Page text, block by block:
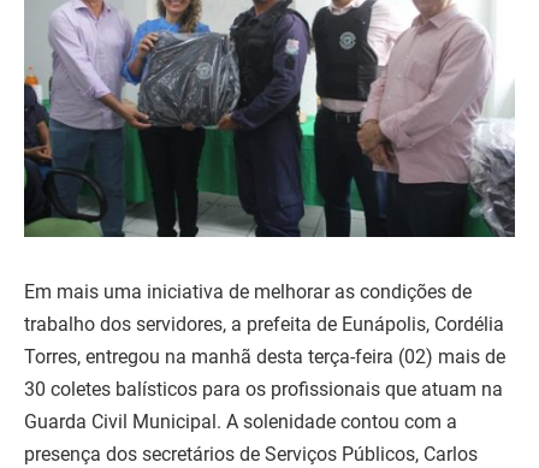
Em mais uma iniciativa de melhorar as condições de
trabalho dos servidores, a prefeita de Eunápolis, Cordélia
Torres, entregou na manhã desta terça-feira (02) mais de
30 coletes balísticos para os profissionais que atuam na
Guarda Civil Municipal. A solenidade contou com a
presença dos secretários de Serviços Públicos, Carlos